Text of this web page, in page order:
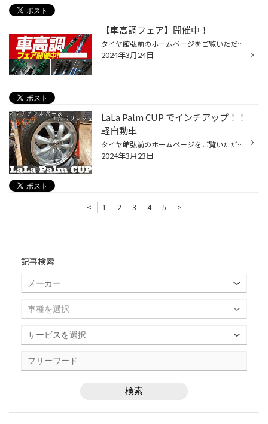
【車高調フェア】開催中！
タイヤ館弘前のホームページをご覧いただき誠にありがとうございます。 ただいま【車高調フェア】開催中です！ CUSCOやTEIN、RS★Rなど... 有名メーカーの足回りを強化販売中(≧▽≦)!! 愛車をよりステキにカッコよくしませんか？ 専門スタッフがみなさまの要望をお伺いしながらぴったりな商品をご提案...
2024年3月24日
LaLa Palm CUP でインチアップ！！
軽自動車
タイヤ館弘前のホームページをご覧いただき誠にありがとうございます。 本日はホイールのご紹介でLaLa Palm CUP 16x60 プラチナシルバー＆リムポリッシュです！ 軽自動車で１６インチになりますとこの様な見た目になりまして迫力ありますね！！ 元々１６インチでご使用されていたお客様ですがこの度...
2024年3月23日
< 1 2 3 4 5 >
記事検索